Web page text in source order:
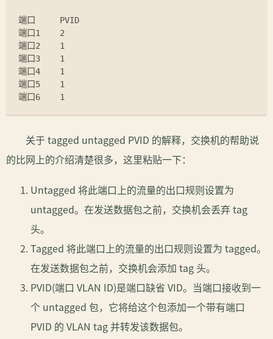
端口     PVID
端口1    2
端口2    1
端口3    1
端口4    1
端口5    1
端口6    1
关于 tagged untagged PVID 的解释，交换机的帮助说
的比网上的介绍清楚很多，这里粘贴一下：
Untagged 将此端口上的流量的出口规则设置为
untagged。在发送数据包之前，交换机会丢弃 tag
头。
Tagged 将此端口上的流量的出口规则设置为 tagged。
在发送数据包之前，交换机会添加 tag 头。
PVID(端口 VLAN ID)是端口缺省 VID。当端口接收到一
个 untagged 包，它将给这个包添加一个带有端口
PVID 的 VLAN tag 并转发该数据包。